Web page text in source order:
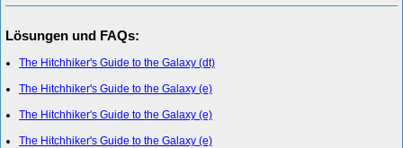
Lösungen und FAQs:
The Hitchhiker's Guide to the Galaxy (dt)
The Hitchhiker's Guide to the Galaxy (e)
The Hitchhiker's Guide to the Galaxy (e)
The Hitchhiker's Guide to the Galaxy (e)